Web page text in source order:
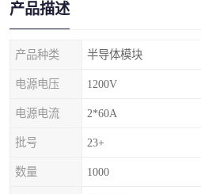
产品描述
产品种类 半导体模块
电源电压 1200V
电源电流 2*60A
批号 23+
数量 1000